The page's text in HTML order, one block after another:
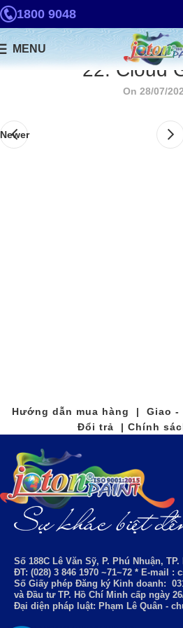
1800 9048
MENU
22. Cloud
On 28/07/
Newer
Hướng dẫn mua hàng | Giao
Đổi trả | Chính
Số 188C Lê Văn Sỹ, P. Phú Nhuận,
ĐT: (028) 3 846 1970 ~71~72 * E-mail :
Số Giấy phép Đăng ký Kinh doanh:
và Đầu tư TP. Hồ Chí Minh cấp ngày
Đại diện pháp luật: Phạm Lê Quân -